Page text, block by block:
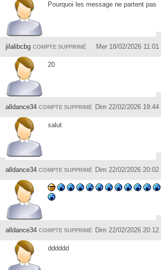
Pourquoi les message ne partent pas
jilalibcbg COMPTE SUPPRIMÉ Mer 18/02/2026 11:01
20
alldance34 COMPTE SUPPRIMÉ Dim 22/02/2026 19:44
salut
alldance34 COMPTE SUPPRIMÉ Dim 22/02/2026 20:02
alldance34 COMPTE SUPPRIMÉ Dim 22/02/2026 20:12
dddddd